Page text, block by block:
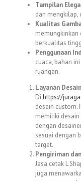
Tampilan
dan mengkilap,
Kualitas
memungkinkan
berkualitas
Penggunaan
cuaca, bahan
ruangan.
Layanan
Di https://
desain custom.
memiliki desain
dengan
sesuai dengan
target.
Pengiriman
Jasa cetak L
juga